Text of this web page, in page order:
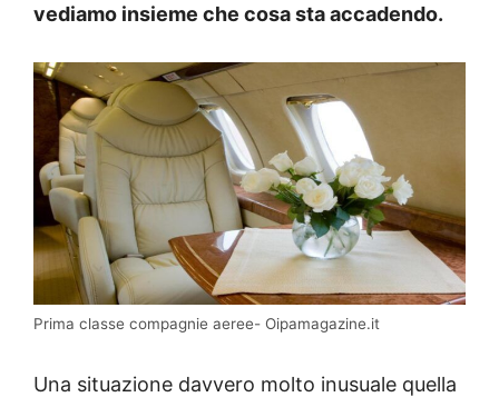
vediamo insieme che cosa sta accadendo.
Prima classe compagnie aeree- Oipamagazine.it
Una situazione davvero molto inusuale quella